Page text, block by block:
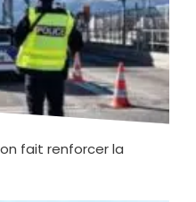
fait renforcer la